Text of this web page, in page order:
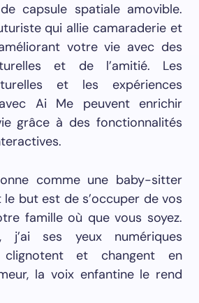
capsule spatiale amovible.
qui allie camaraderie et
votre vie avec des
et de l’amitié. Les
et les expériences
Ai Me peuvent enrichir
grâce à des fonctionnalités
comme une baby-sitter
but est de s’occuper de vos
famille où que vous soyez.
j’ai ses yeux numériques
et changent en
la voix enfantine le rend